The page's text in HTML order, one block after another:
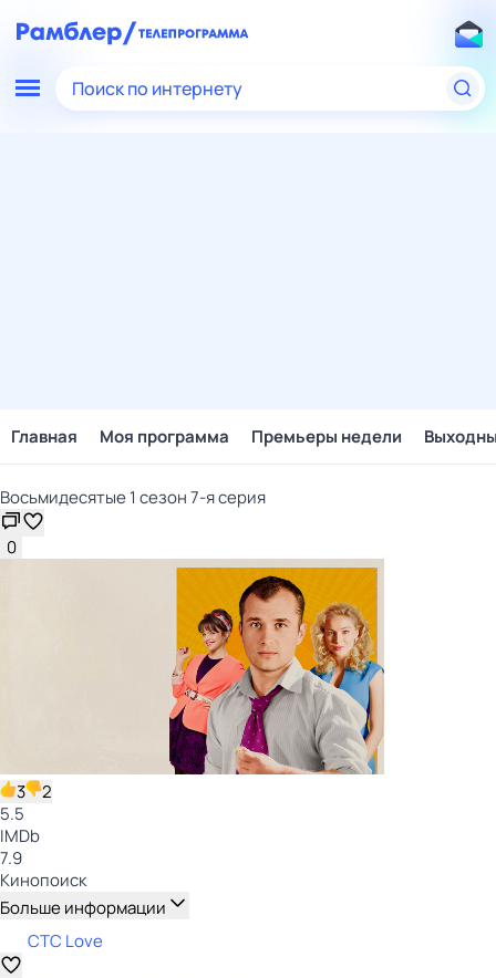
Поиск по интернету
Главная Моя программа Премьеры недели
Восьмидесятые 1 сезон 7-я серия
0
3
2
5.5
IMDb
7.9
Кинопоиск
Больше информации
СТС Love